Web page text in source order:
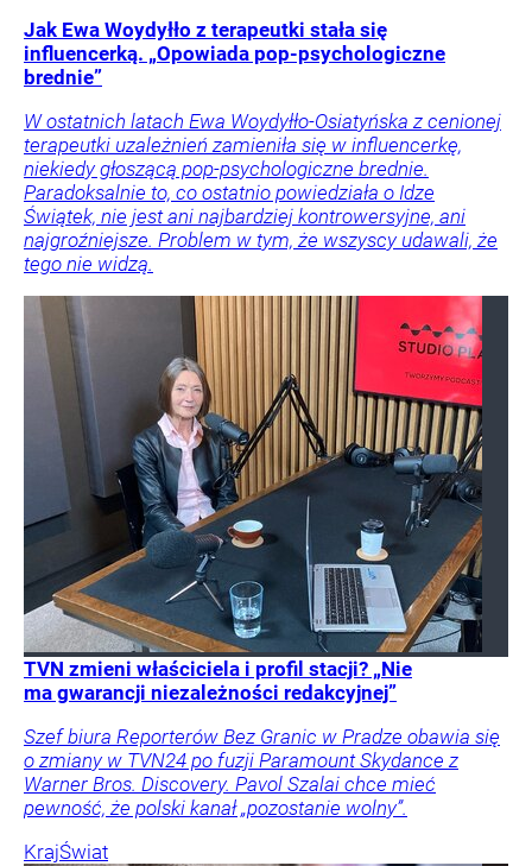
Jak Ewa Woydyłło z terapeutki stała się
influencerką. „Opowiada pop-psychologiczne
brednie”
W ostatnich latach Ewa Woydyłło-Osiatyńska z cenionej
terapeutki uzależnień zamieniła się w influencerkę,
niekiedy głoszącą pop-psychologiczne brednie.
Paradoksalnie to, co ostatnio powiedziała o Idze
Świątek, nie jest ani najbardziej kontrowersyjne, ani
najgroźniejsze. Problem w tym, że wszyscy udawali, że
tego nie widzą.
TVN zmieni właściciela i profil stacji? „Nie
ma gwarancji niezależności redakcyjnej”
Szef biura Reporterów Bez Granic w Pradze obawia się
o zmiany w TVN24 po fuzji Paramount Skydance z
Warner Bros. Discovery. Pavol Szalai chce mieć
pewność, że polski kanał „pozostanie wolny”.
KrajŚwiat